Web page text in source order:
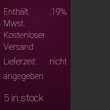
Enthält 19%
Mwst.
Kostenloser
Versand
Lieferzeit: nicht
angegeben
5 in stock